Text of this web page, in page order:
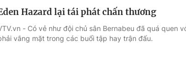
Hazard lại tái phát chấn thương
- Có vẻ như đội chủ sân Bernabeu đã quá quen
vắng mặt trong các buổi tập hay trận đấu.